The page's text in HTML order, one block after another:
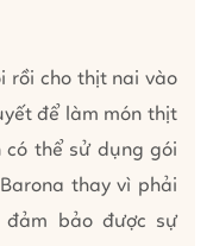
rồi cho thịt nai vào
để làm món thịt
có thể sử dụng gói
thay vì phải
bảo được sự